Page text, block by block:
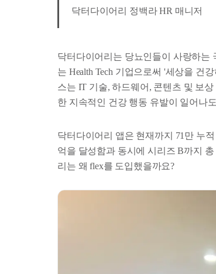
닥터다이어리 정백라 HR 매니저
닥터다이어리는 당뇨인들이 사랑하는
는 Health Tech 기업으로써 '세상을 건
스는 IT 기술, 하드웨어, 콘텐츠 및 보
한 지속적인 건강 행동 유발이 일어나
닥터다이어리 앱은 현재까지 71만 누
억을 달성함과 동시에 시리즈 B까지
리는 왜 flex를 도입했을까요?